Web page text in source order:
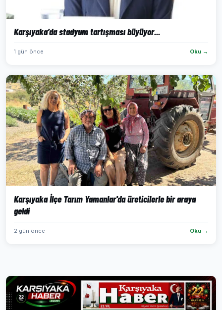
Karşıyaka’da stadyum tartışması büyüyor...
1 gün önce Oku →
Karşıyaka İlçe Tarım Yamanlar'da üreticilerle bir araya
geldi
2 gün önce Oku →